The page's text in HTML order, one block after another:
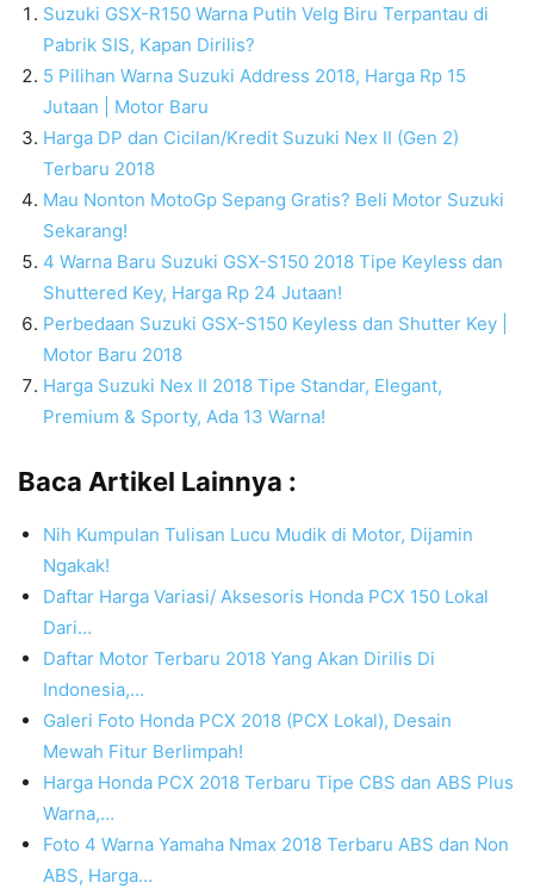
Suzuki GSX-R150 Warna Putih Velg Biru Terpantau di
Pabrik SIS, Kapan Dirilis?
5 Pilihan Warna Suzuki Address 2018, Harga Rp 15
Jutaan | Motor Baru
Harga DP dan Cicilan/Kredit Suzuki Nex II (Gen 2)
Terbaru 2018
Mau Nonton MotoGp Sepang Gratis? Beli Motor Suzuki
Sekarang!
4 Warna Baru Suzuki GSX-S150 2018 Tipe Keyless dan
Shuttered Key, Harga Rp 24 Jutaan!
Perbedaan Suzuki GSX-S150 Keyless dan Shutter Key |
Motor Baru 2018
Harga Suzuki Nex II 2018 Tipe Standar, Elegant,
Premium & Sporty, Ada 13 Warna!
Baca Artikel Lainnya :
Nih Kumpulan Tulisan Lucu Mudik di Motor, Dijamin
Ngakak!
Daftar Harga Variasi/ Aksesoris Honda PCX 150 Lokal
Dari…
Daftar Motor Terbaru 2018 Yang Akan Dirilis Di
Indonesia,…
Galeri Foto Honda PCX 2018 (PCX Lokal), Desain
Mewah Fitur Berlimpah!
Harga Honda PCX 2018 Terbaru Tipe CBS dan ABS Plus
Warna,…
Foto 4 Warna Yamaha Nmax 2018 Terbaru ABS dan Non
ABS, Harga…